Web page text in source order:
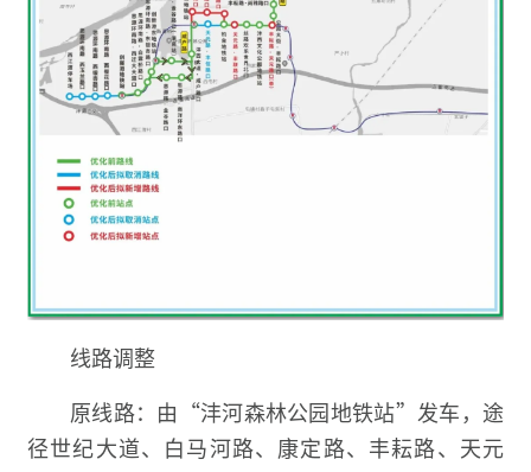
线路调整
原线路：由“沣河森林公园地铁站”发车，途
径世纪大道、白马河路、康定路、丰耘路、天元